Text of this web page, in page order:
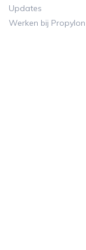
Updates
Werken bij Propylon